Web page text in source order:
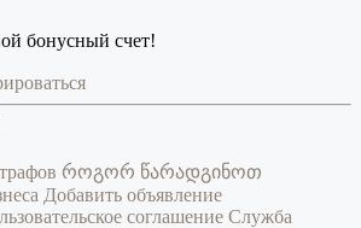
бонусный счет!
როგორ წარადგინოთ
Добавить объявление
соглашение Служба